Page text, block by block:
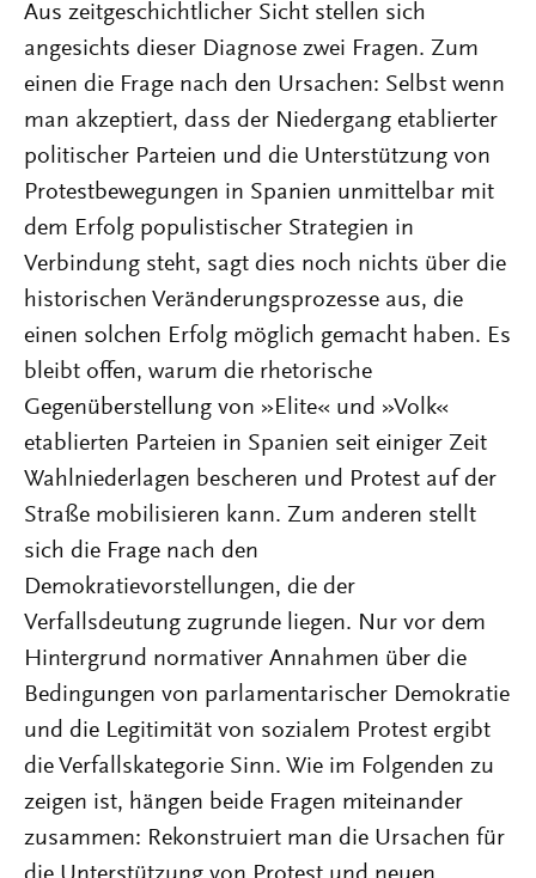
Aus zeitgeschichtlicher Sicht stellen sich
angesichts dieser Diagnose zwei Fragen. Zum
einen die Frage nach den Ursachen: Selbst wenn
man akzeptiert, dass der Niedergang etablierter
politischer Parteien und die Unterstützung von
Protestbewegungen in Spanien unmittelbar mit
dem Erfolg populistischer Strategien in
Verbindung steht, sagt dies noch nichts über die
historischen Veränderungsprozesse aus, die
einen solchen Erfolg möglich gemacht haben. Es
bleibt offen, warum die rhetorische
Gegenüberstellung von »Elite« und »Volk«
etablierten Parteien in Spanien seit einiger Zeit
Wahlniederlagen bescheren und Protest auf der
Straße mobilisieren kann. Zum anderen stellt
sich die Frage nach den
Demokratievorstellungen, die der
Verfallsdeutung zugrunde liegen. Nur vor dem
Hintergrund normativer Annahmen über die
Bedingungen von parlamentarischer Demokratie
und die Legitimität von sozialem Protest ergibt
die Verfallskategorie Sinn. Wie im Folgenden zu
zeigen ist, hängen beide Fragen miteinander
zusammen: Rekonstruiert man die Ursachen für